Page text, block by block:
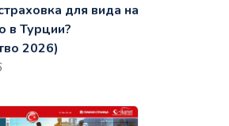
для вида на
в Турции?
2026)